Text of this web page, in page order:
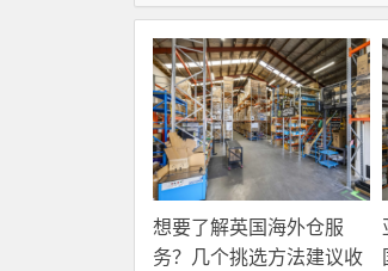
想要了解英国海外仓服
务？几个挑选方法建议收